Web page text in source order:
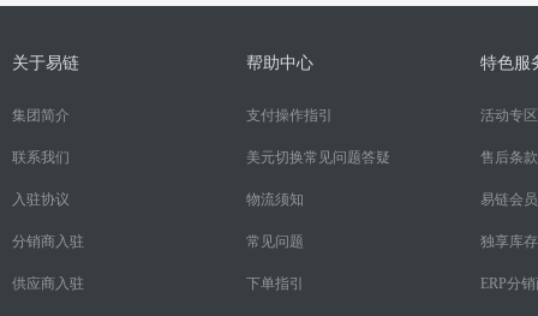
关于易链
集团简介
联系我们
入驻协议
分销商入驻
供应商入驻
帮助中心
支付操作指引
美元切换常见问题答疑
物流须知
常见问题
下单指引
特色服
活动专区
售后条款
易链会
独享库
ERP分